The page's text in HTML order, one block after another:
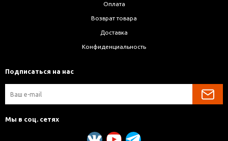
Оплата
Возврат товара
Доставка
Конфиденциальность
Подписаться на нас
Мы в соц. сетях